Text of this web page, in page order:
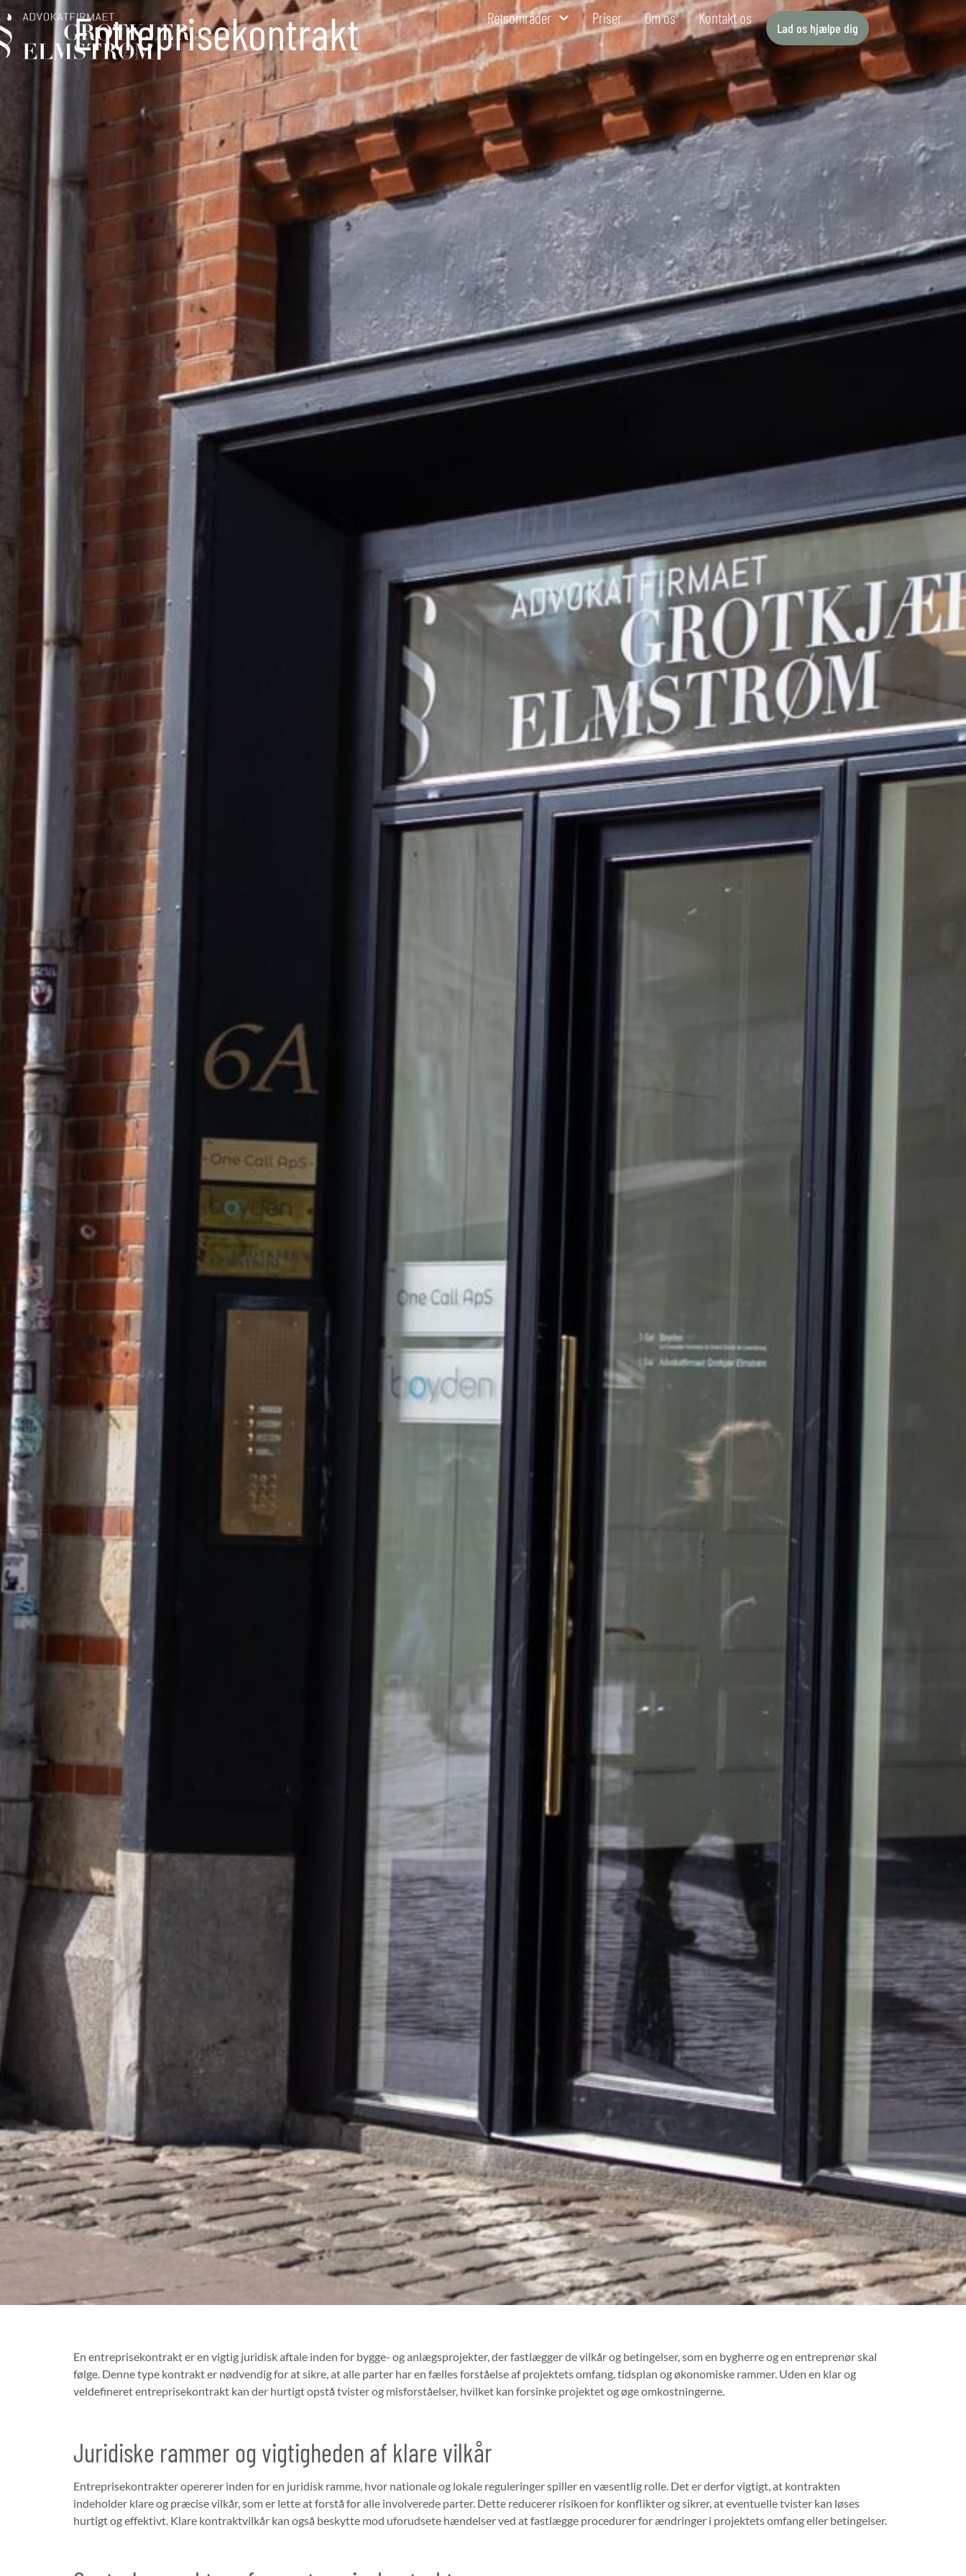
Retsområder Priser Om os Kontakt os
Lad os hjælpe dig
Entreprisekontrakt
En entreprisekontrakt er en vigtig juridisk aftale inden for bygge- og anlægsprojekter, der fastlægger de vilkår og betingelser, som en bygherre og en entreprenør skal
følge. Denne type kontrakt er nødvendig for at sikre, at alle parter har en fælles forståelse af projektets omfang, tidsplan og økonomiske rammer. Uden en klar og
veldefineret entreprisekontrakt kan der hurtigt opstå tvister og misforståelser, hvilket kan forsinke projektet og øge omkostningerne.
Juridiske rammer og vigtigheden af klare vilkår
Entreprisekontrakter opererer inden for en juridisk ramme, hvor nationale og lokale reguleringer spiller en væsentlig rolle. Det er derfor vigtigt, at kontrakten
indeholder klare og præcise vilkår, som er lette at forstå for alle involverede parter. Dette reducerer risikoen for konflikter og sikrer, at eventuelle tvister kan løses
hurtigt og effektivt. Klare kontraktvilkår kan også beskytte mod uforudsete hændelser ved at fastlægge procedurer for ændringer i projektets omfang eller betingelser.